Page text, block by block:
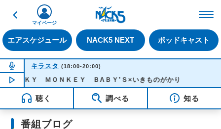
戻る
エアスケジュール NACK5 NEXT ポッドキャスト
マイページ
NOW ON AIR
キラスタ (18:00-20:00)
NOW PLAYING19:28
ＮＫＹ ＭＯＮＫＥＹ ＢΛＢＹ’Ｓ×いきものがかり
聴く 調べる 知る
番組ブログ